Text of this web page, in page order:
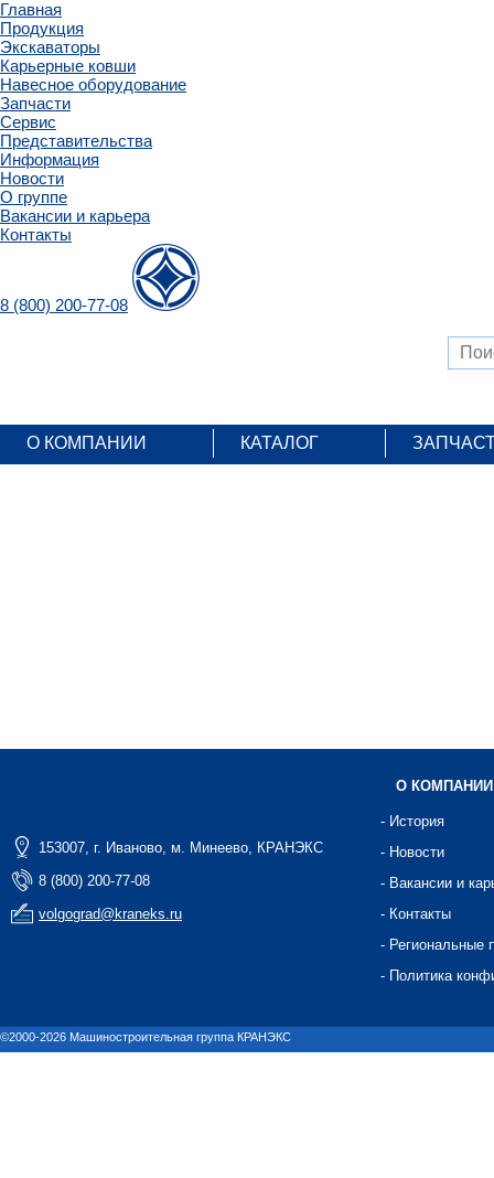
Главная
Продукция
Экскаваторы
Карьерные ковши
Навесное оборудование
Запчасти
Сервис
Представительства
Информация
Новости
О группе
Вакансии и карьера
Контакты
8 (800) 200-77-08
О КОМПАНИИ КАТАЛОГ
153007, г. Иваново, м. Минеево, КРАНЭКС
8 (800) 200-77-08
volgograd@kraneks.ru
О КОМПАНИИ
- История
- Новости
- Вакансии и
- Контакты
- Региональные
- Политика
©2000-2026 Машиностроительная группа КРАНЭКС